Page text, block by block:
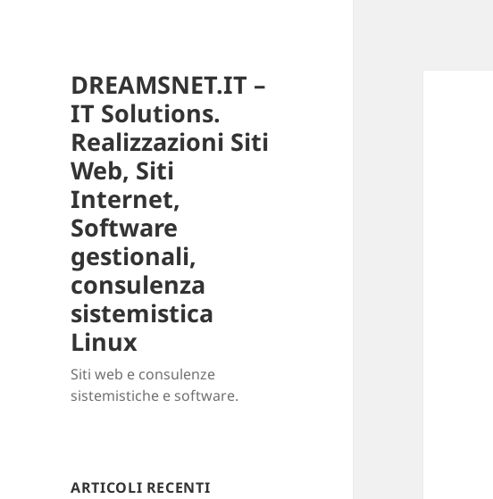
DREAMSNET.IT –
IT Solutions.
Realizzazioni Siti
Web, Siti
Internet,
Software
gestionali,
consulenza
sistemistica
Linux
Siti web e consulenze
sistemistiche e software.
ARTICOLI RECENTI